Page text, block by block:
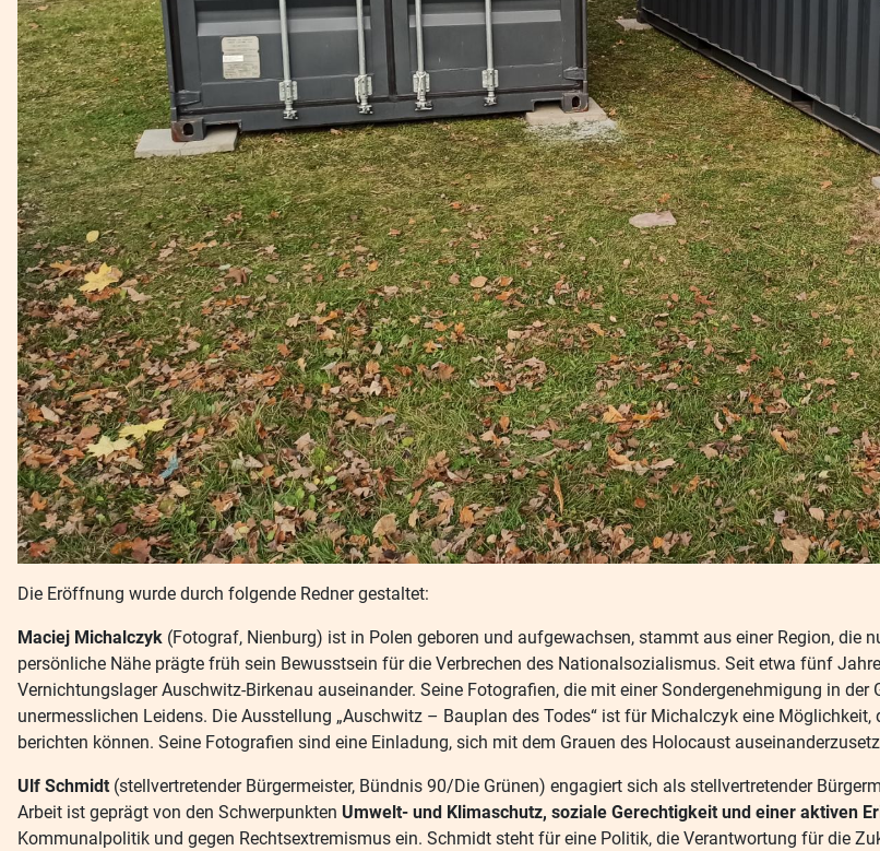
Die Eröffnung wurde durch folgende Redner gestaltet:
Maciej Michalczyk (Fotograf, Nienburg) ist in Polen geboren und aufgewachsen, stammt aus einer Region, die
persönliche Nähe prägte früh sein Bewusstsein für die Verbrechen des Nationalsozialismus. Seit etwa fünf
Vernichtungslager Auschwitz-Birkenau auseinander. Seine Fotografien, die mit einer Sondergenehmigung in
unermesslichen Leidens. Die Ausstellung „Auschwitz – Bauplan des Todes“ ist für Michalczyk eine
berichten können. Seine Fotografien sind eine Einladung, sich mit dem Grauen des Holocaust
Ulf Schmidt (stellvertretender Bürgermeister, Bündnis 90/Die Grünen) engagiert sich als stellvertretender
Arbeit ist geprägt von den Schwerpunkten Umwelt- und Klimaschutz, soziale Gerechtigkeit und einer aktiven
Kommunalpolitik und gegen Rechtsextremismus ein. Schmidt steht für eine Politik, die Verantwortung für die